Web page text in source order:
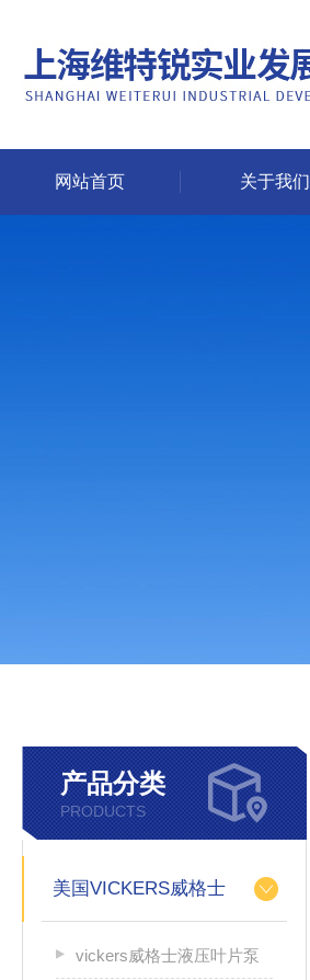
网站首页 关于我们
产品分类
PRODUCTS
美国VICKERS威格士
vickers威格士液压叶片泵